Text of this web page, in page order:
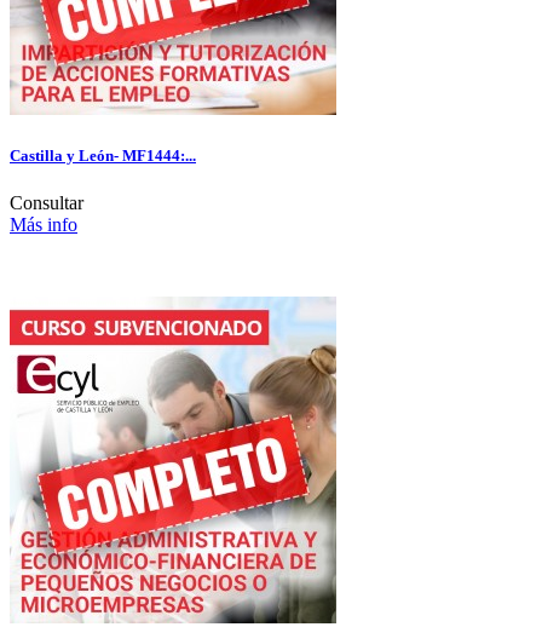
Castilla y León- MF1444:...
Consultar
Más info